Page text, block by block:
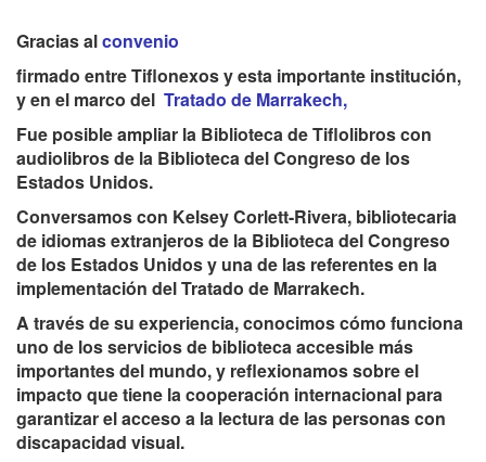
Gracias alconvenio
firmado entre Tiflonexos y esta importante institución,
y en el marco del Tratado de Marrakech,
Fue posible ampliar la Biblioteca de Tiflolibros con
audiolibros de la Biblioteca del Congreso de los
Estados Unidos.
Conversamos con Kelsey Corlett-Rivera, bibliotecaria
de idiomas extranjeros de la Biblioteca del Congreso
de los Estados Unidos y una de las referentes en la
implementación del Tratado de Marrakech.
A través de su experiencia, conocimos cómo funciona
uno de los servicios de biblioteca accesible más
importantes del mundo, y reflexionamos sobre el
impacto que tiene la cooperación internacional para
garantizar el acceso a la lectura de las personas con
discapacidad visual.